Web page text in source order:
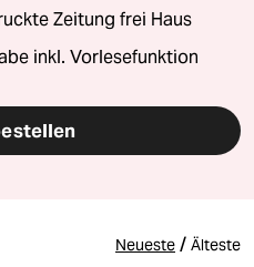
Zeitung frei Haus
inkl. Vorlesefunktion
Neueste / Älteste